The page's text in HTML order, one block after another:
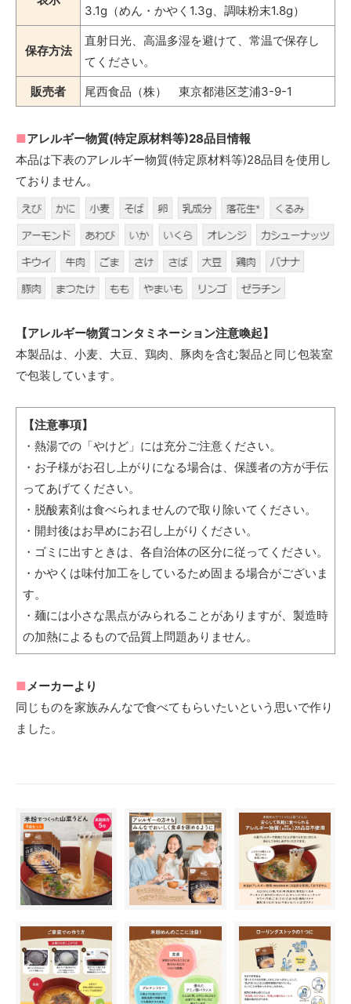
3.1g（めん・かやく1.3g、調味粉末1.8g）
保存方法
直射日光、高温多湿を避けて、常温で保存し
てください。
販売者
尾西食品（株） 東京都港区芝浦3-9-1
■アレルギー物質(特定原材料等)28品目情報
本品は下表のアレルギー物質(特定原材料等)28品目を使用し
ておりません。
【アレルギー物質コンタミネーション注意喚起】
本製品は、小麦、大豆、鶏肉、豚肉を含む製品と同じ包装室
で包装しています。
【注意事項】
・熱湯での「やけど」には充分ご注意ください。
・お子様がお召し上がりになる場合は、保護者の方が手伝
ってあげてください。
・脱酸素剤は食べられませんので取り除いてください。
・開封後はお早めにお召し上がりください。
・ゴミに出すときは、各自治体の区分に従ってください。
・かやくは味付加工をしているため固まる場合がございま
す。
・麺には小さな黒点がみられることがありますが、製造時
の加熱によるもので品質上問題ありません。
■メーカーより
同じものを家族みんなで食べてもらいたいという思いで作り
ました。